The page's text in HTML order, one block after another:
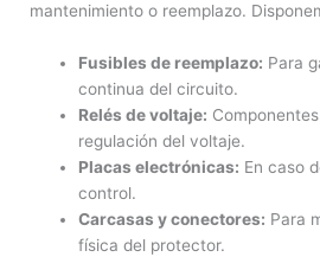
mantenimiento o reemplazo.
Fusibles de reemplazo: Para
continua del circuito.
Relés de voltaje:
regulación del voltaje.
Placas electrónicas: En caso
control.
Carcasas y conectores: Para
física del protector.